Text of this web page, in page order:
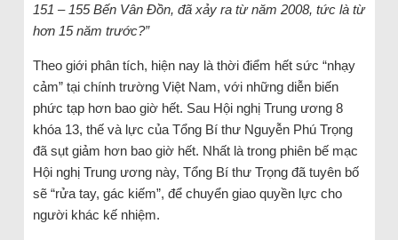
151 – 155 Bến Vân Đồn, đã xảy ra từ năm 2008, tức là từ
hơn 15 năm trước?”
Theo giới phân tích, hiện nay là thời điểm hết sức “nhạy
cảm” tại chính trường Việt Nam, với những diễn biến
phức tạp hơn bao giờ hết. Sau Hội nghị Trung ương 8
khóa 13, thế và lực của Tổng Bí thư Nguyễn Phú Trọng
đã sụt giảm hơn bao giờ hết. Nhất là trong phiên bế mạc
Hội nghị Trung ương này, Tổng Bí thư Trọng đã tuyên bố
sẽ “rửa tay, gác kiếm”, để chuyển giao quyền lực cho
người khác kế nhiệm.